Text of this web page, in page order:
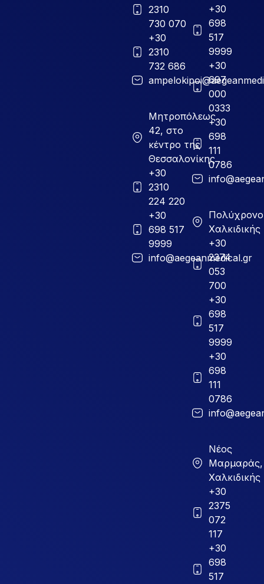
2310
730 070
+30
2310
732 686
Μητροπόλεως
42, στο
κέντρο της
Θεσσαλονίκης
+30
2310
224 220
+30
698 517
9999
info@aegeanmedical.gr
+30
698
517
9999
+30
697
000
0333
+30
698
111
0786
Χαλκιδικής
+30
2374
053
700
+30
698
517
9999
+30
698
111
0786
Νέος
Μαρμαράς,
Χαλκιδικής
+30
2375
072
117
+30
698
517